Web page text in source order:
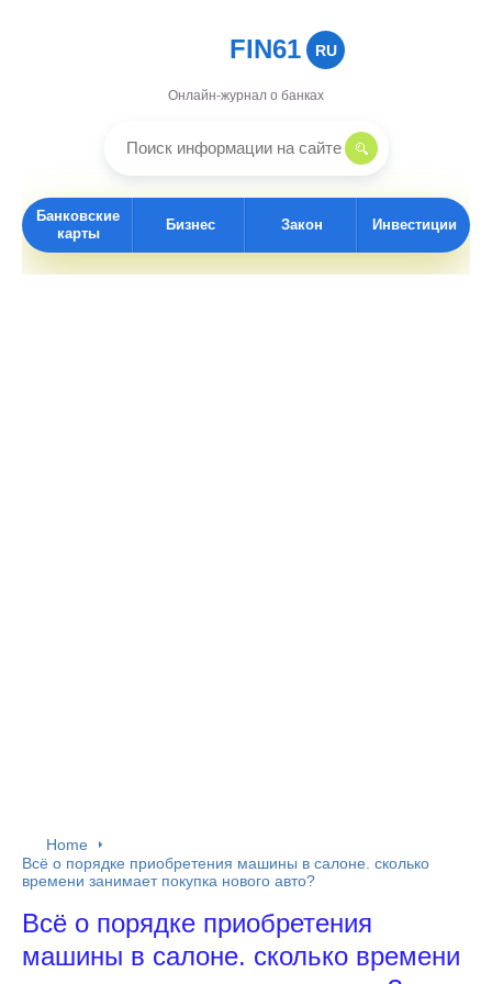
FIN61 RU
Онлайн-журнал о банках
Банковские
карты
Бизнес Закон Инвестиции
Home
Всё о порядке приобретения машины в салоне. сколько
времени занимает покупка нового авто?
Всё о порядке приобретения
машины в салоне. сколько времени